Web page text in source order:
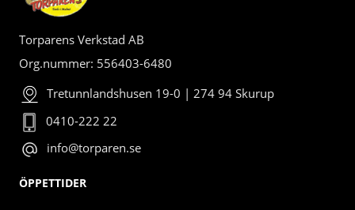
Torparens Verkstad AB
Org.nummer: 556403-6480
Tretunnlandshusen 19-0 | 274 94 Skurup
0410-222 22
info@torparen.se
ÖPPETTIDER